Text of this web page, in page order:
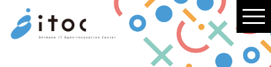
このページの本文へ